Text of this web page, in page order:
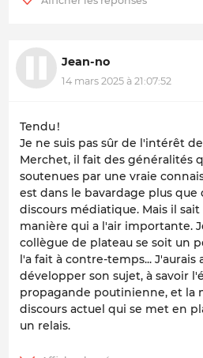
Jean-no
14 mars 2025 à 21:07:52
Tendu !
Je ne suis pas sûr de l'intérêt
Merchet, il fait des généralités
soutenues par une vraie
est dans le bavardage plus que
discours médiatique. Mais il
manière qui a l'air importante.
collègue de plateau se soit un
l'a fait à contre-temps...
développer son sujet, à savoir
propagande poutinienne, et la
discours actuel qui se met en
un relais.